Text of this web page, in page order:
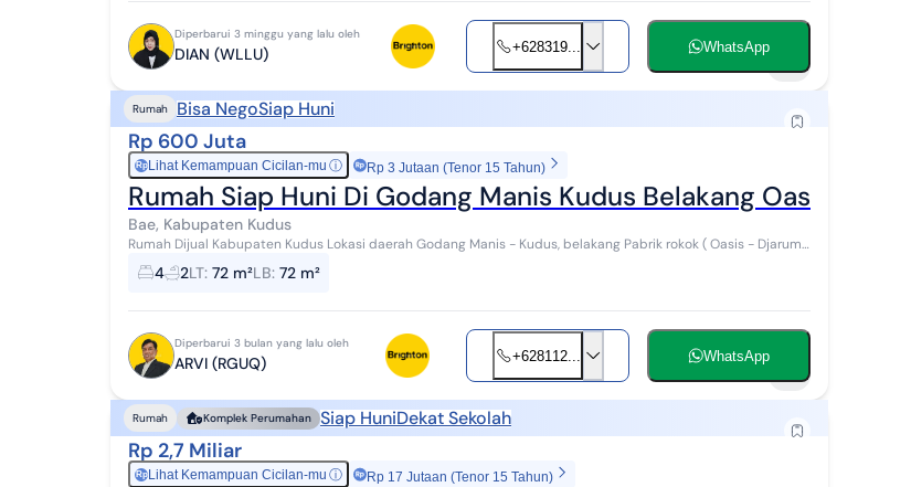
Diperbarui 3 minggu yang lalu oleh
DIAN (WLLU) +628319... WhatsApp
Rumah Bisa NegoSiap Huni
Rp 600 Juta
RpLihat Kemampuan Cicilan-mu ⓘ Rp 3 Jutaan (Tenor 15 Tahun)
Rumah Siap Huni Di Godang Manis Kudus Belakang Oasis Djarum
Bae, Kabupaten Kudus
Rumah Dijual Kabupaten Kudus Lokasi daerah Godang Manis - Kudus, belakang Pabrik rokok ( Oasis - Djarum )
4 2LT: 72 m²LB: 72 m²
Diperbarui 3 bulan yang lalu oleh
ARVI (RGUQ) +628112... WhatsApp
Rumah Komplek Perumahan Siap HuniDekat Sekolah
Rp 2,7 Miliar
RpLihat Kemampuan Cicilan-mu ⓘ Rp 17 Jutaan (Tenor 15 Tahun)